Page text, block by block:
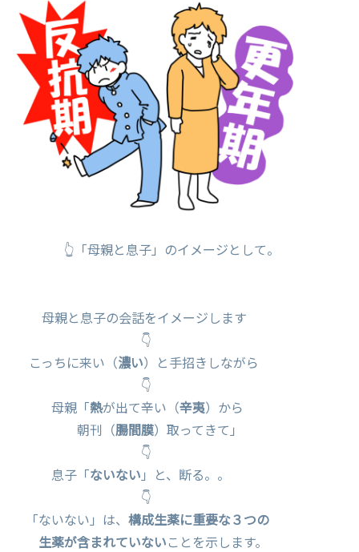
👆「母親と息子」のイメージとして。
母親と息子の会話をイメージします
👇
こっちに来い（濃い）と手招きしながら
👇
母親「熱が出て辛い（辛夷）から
朝刊（腸間膜）取ってきて」
👇
息子「ないない 」と、断る。。
👇
「ないない」は、 構成生薬に重要な３つの
生薬が含まれていないことを示します。